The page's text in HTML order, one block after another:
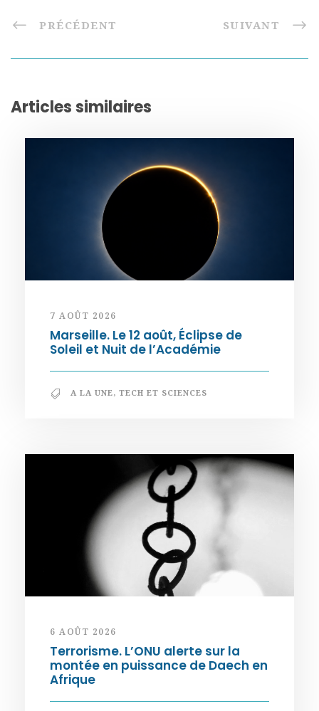
PRÉCÉDENT SUIVANT
Articles similaires
7 AOÛT 2026
Marseille. Le 12 août, Éclipse de
Soleil et Nuit de l’Académie
A LA UNE, TECH ET SCIENCES
6 AOÛT 2026
Terrorisme. L’ONU alerte sur la
montée en puissance de Daech en
Afrique